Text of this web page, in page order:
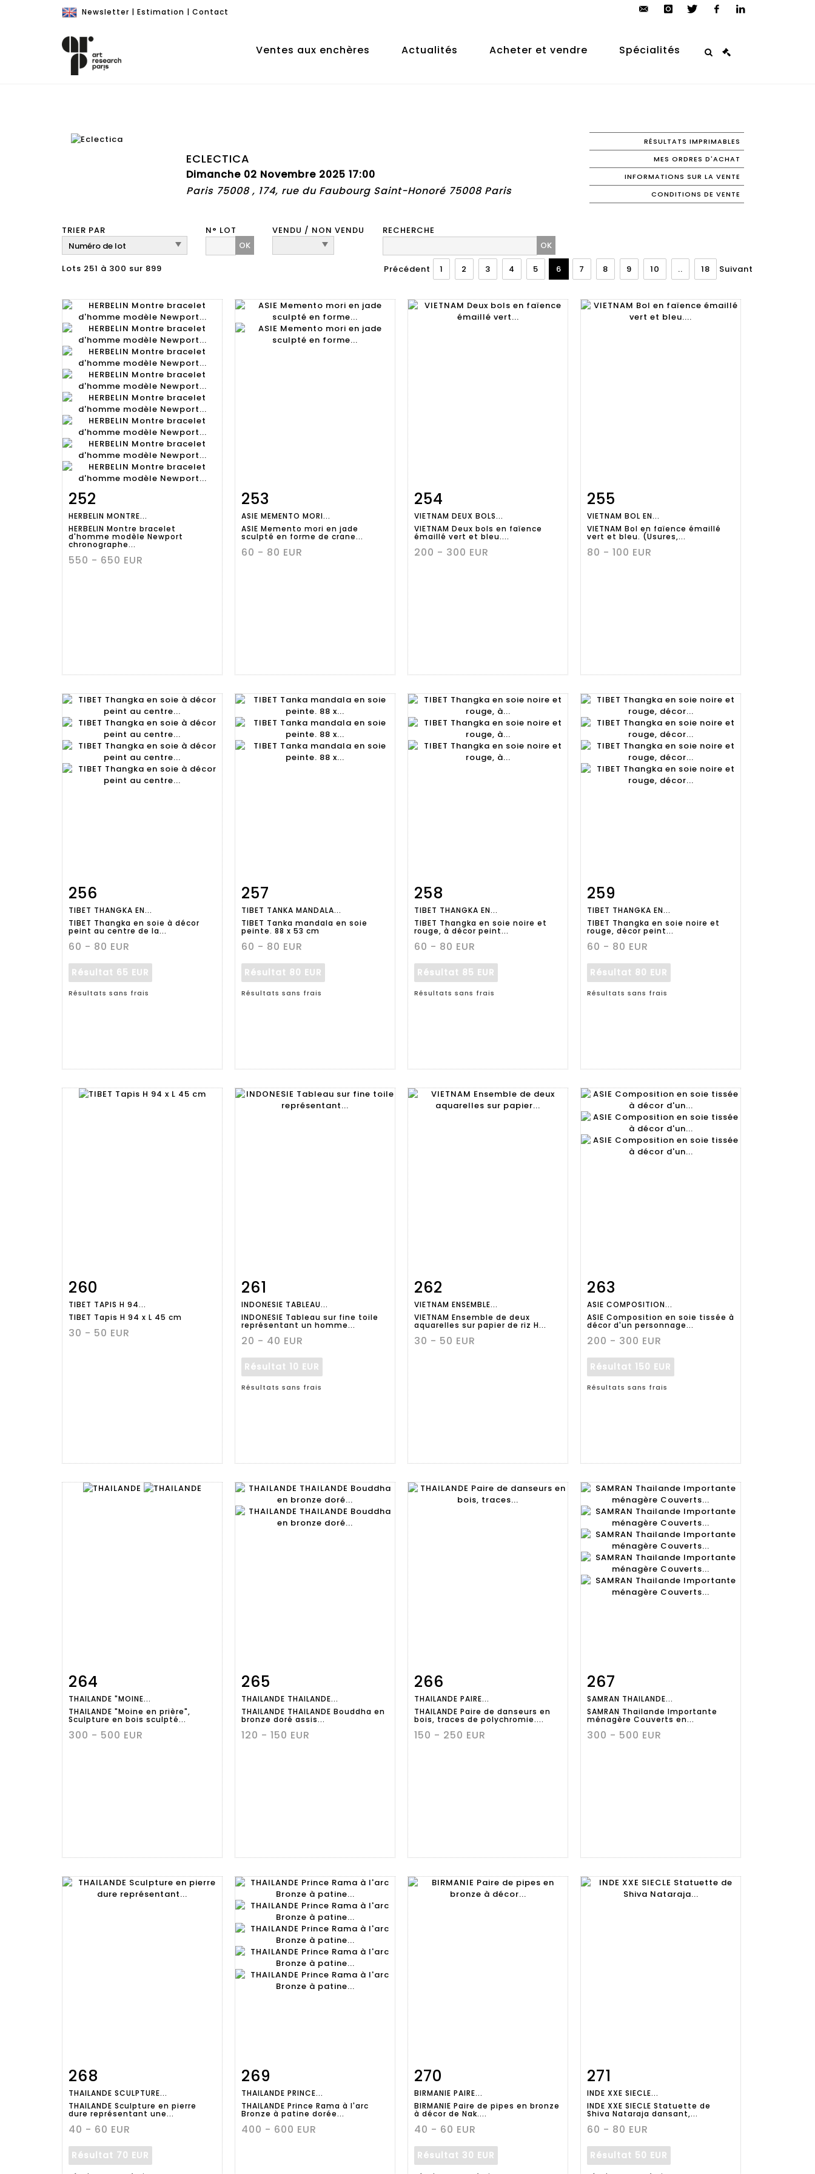
Newsletter | Estimation | Contact
auction.com
Ventes aux enchères Actualités Acheter et vendre Spécialités
ECLECTICA
Dimanche 02 Novembre 2025 17:00
Paris 75008 , 174, rue du Faubourg Saint-Honoré 75008 Paris
RÉSULTATS IMPRIMABLES
MES ORDRES D'ACHAT
INFORMATIONS SUR LA VENTE
CONDITIONS DE VENTE
TRIER PAR
N° LOT
OK
VENDU / NON VENDU RECHERCHE
Lots 251 à 300 sur 899 Précédent 1 2 3 4 5 6 7 8 9 10 .. 18 Suivant
Fiche
252
HERBELIN MONTRE...
HERBELIN Montre bracelet
d'homme modèle Newport
chronographe...
550 - 650 EUR
Fiche
253
ASIE MEMENTO MORI...
ASIE Memento mori en jade
sculpté en forme de crane...
60 - 80 EUR
Fiche
254
VIETNAM DEUX BOLS...
VIETNAM Deux bols en faïence
émaillé vert et bleu....
200 - 300 EUR
Fiche
255
VIETNAM BOL EN...
VIETNAM Bol en faïence émaillé
vert et bleu. (Usures,...
80 - 100 EUR
Fiche
256
TIBET THANGKA EN...
TIBET Thangka en soie à décor
peint au centre de la...
60 - 80 EUR
Résultat 65 EUR
Résultats sans frais
Fiche
257
TIBET TANKA MANDALA...
TIBET Tanka mandala en soie
peinte. 88 x 53 cm
60 - 80 EUR
Résultat 80 EUR
Résultats sans frais
Fiche
258
TIBET THANGKA EN...
TIBET Thangka en soie noire et
rouge, à décor peint...
60 - 80 EUR
Résultat 85 EUR
Résultats sans frais
Fiche
259
TIBET THANGKA EN...
TIBET Thangka en soie noire et
rouge, décor peint...
60 - 80 EUR
Résultat 80 EUR
Résultats sans frais
Fiche
260
TIBET TAPIS H 94...
TIBET Tapis H 94 x L 45 cm
30 - 50 EUR
261
INDONESIE TABLEAU...
INDONESIE Tableau sur fine toile
représentant un homme...
20 - 40 EUR
Résultat 10 EUR
Résultats sans frais
Fiche
262
VIETNAM ENSEMBLE...
VIETNAM Ensemble de deux
aquarelles sur papier de riz H...
30 - 50 EUR
Fiche
263
ASIE COMPOSITION...
ASIE Composition en soie tissée à
décor d'un personnage...
200 - 300 EUR
Résultat 150 EUR
Résultats sans frais
Fiche
détaillée
264
THAILANDE "MOINE...
THAILANDE "Moine en prière",
Sculpture en bois sculpté...
300 - 500 EUR
Fiche
265
THAILANDE THAILANDE...
THAILANDE THAILANDE Bouddha en
bronze doré assis...
120 - 150 EUR
Fiche
266
THAILANDE PAIRE...
THAILANDE Paire de danseurs en
bois, traces de polychromie....
150 - 250 EUR
Fiche
267
SAMRAN THAILANDE...
SAMRAN Thailande Importante
ménagère Couverts en...
300 - 500 EUR
Fiche
268
THAILANDE SCULPTURE...
THAILANDE Sculpture en pierre
dure représentant une...
40 - 60 EUR
Résultat 70 EUR
Fiche
269
THAILANDE PRINCE...
THAILANDE Prince Rama à l'arc
Bronze à patine dorée...
400 - 600 EUR
Fiche
270
BIRMANIE PAIRE...
BIRMANIE Paire de pipes en bronze
à décor de Nak....
40 - 60 EUR
Résultat 30 EUR
271
INDE XXE SIECLE...
INDE XXE SIECLE Statuette de
Shiva Nataraja dansant,...
60 - 80 EUR
Résultat 50 EUR